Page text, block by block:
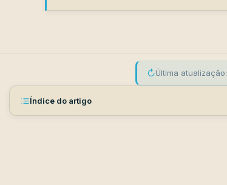
↻Última atualização:
Índice do artigo